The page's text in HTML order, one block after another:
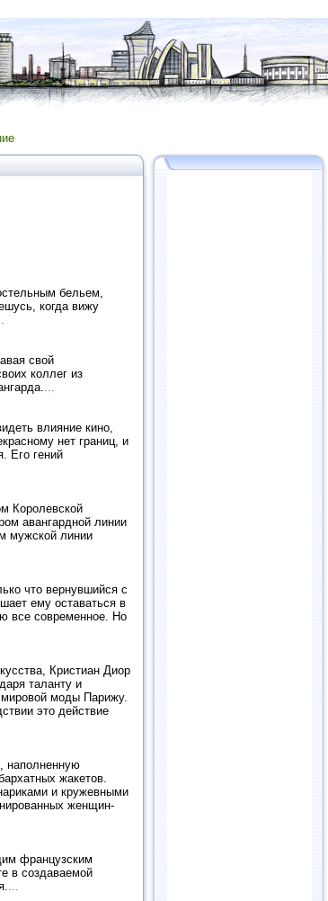
бельем,
когда вижу
свой
коллег из
...
влияние кино,
нет границ, и
Его гений
Королевской
авангардной линии
мужской линии
что вернувшийся с
ему оставаться в
все современное. Но
Кристиан Диор
таланту и
мировой моды Парижу.
это действие
наполненную
жакетов.
и кружевными
женщин-
французским
в создаваемой
...